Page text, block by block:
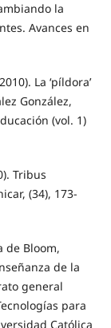
la
Avances en
La ‘píldora’
González,
(vol. 1)
Tribus
(34), 173-
de Bloom,
de la
general
para
Católica